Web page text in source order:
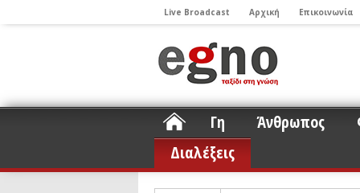
Live Broadcast Αρχική Επικοινωνία
Γη Άνθρωπος
Διαλέξεις